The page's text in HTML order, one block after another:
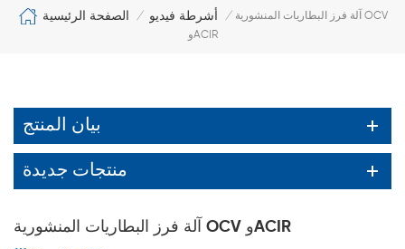
الصفحة الرئيسية / أشرطة فيديو / آلة فرز البطاريات المنشورية OCV
وACIR
بيان المنتج
منتجات جديدة
آلة فرز البطاريات المنشورية OCV وACIR